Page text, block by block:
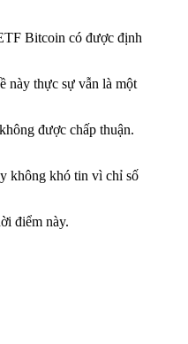
Bitcoin có được định
này thực sự vẫn là một
được chấp thuận.
không khó tin vì chỉ số
điểm này.